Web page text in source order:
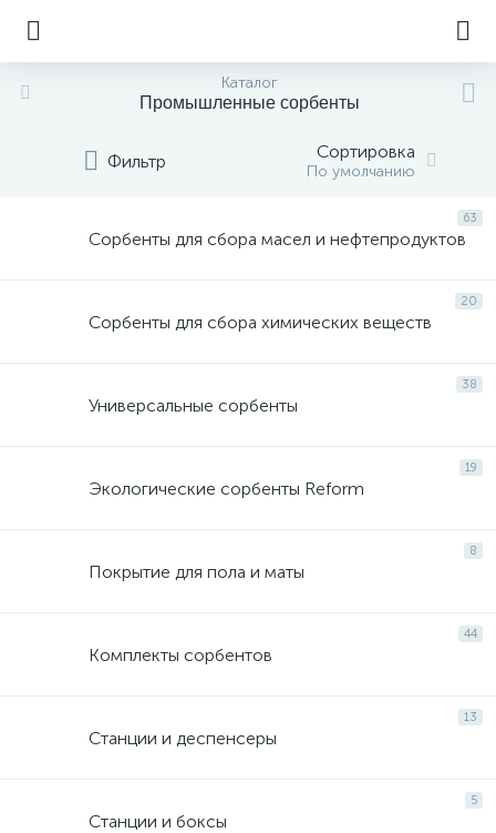
Каталог
Промышленные сорбенты
Фильтр Сортировка
По умолчанию
63
Сорбенты для сбора масел и нефтепродуктов
20
Сорбенты для сбора химических веществ
38
Универсальные сорбенты
19
Экологические сорбенты Reform
8
Покрытие для пола и маты
44
Комплекты сорбентов
13
Станции и деспенсеры
5
Станции и боксы